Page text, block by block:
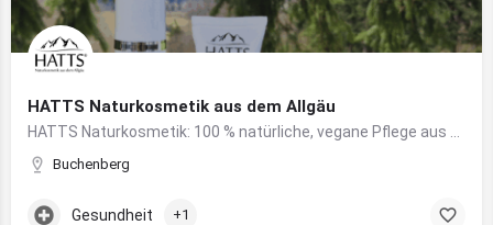
HATTS Naturkosmetik aus dem Allgäu
Buchenberg
Gesundheit +1